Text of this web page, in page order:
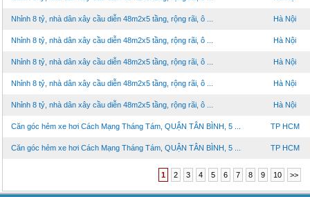
Nhỉnh 8 tỷ, nhà dân xây cầu diễn 48m2x5 tầng, rộng rãi, ô ... Hà Nội
Nhỉnh 8 tỷ, nhà dân xây cầu diễn 48m2x5 tầng, rộng rãi, ô ... Hà Nội
Nhỉnh 8 tỷ, nhà dân xây cầu diễn 48m2x5 tầng, rộng rãi, ô ... Hà Nội
Nhỉnh 8 tỷ, nhà dân xây cầu diễn 48m2x5 tầng, rộng rãi, ô ... Hà Nội
Nhỉnh 8 tỷ, nhà dân xây cầu diễn 48m2x5 tầng, rộng rãi, ô ... Hà Nội
Căn góc hẻm xe hơi Cách Mạng Tháng Tám, QUẬN TÂN BÌNH, 5 ... TP HCM
Căn góc hẻm xe hơi Cách Mạng Tháng Tám, QUẬN TÂN BÌNH, 5 ... TP HCM
1 2 3 4 5 6 7 8 9 10 >>